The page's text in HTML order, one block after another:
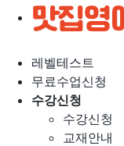
레벨테스트
무료수업신청
수강신청
수강신청
교재안내